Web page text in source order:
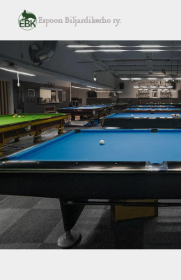
Siirry
sivun
sisältöön
Espoon Biljardikerho ry.